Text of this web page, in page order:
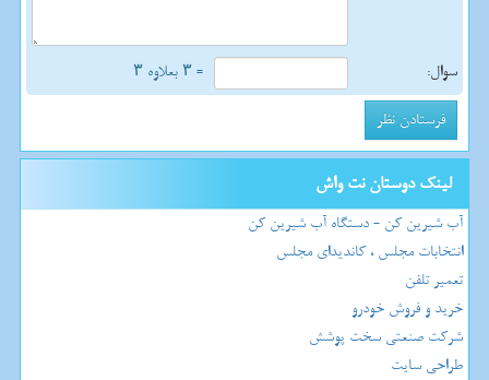
سوال: = ۳ بعلاوه ۳
لینک دوستان نت واش
آب شیرین کن - دستگاه آب شیرین کن
انتخابات مجلس ، کاندیدای مجلس
تعمیر تلفن
خرید و فروش خودرو
شرکت صنعتی سخت پوشش
طراحی سایت